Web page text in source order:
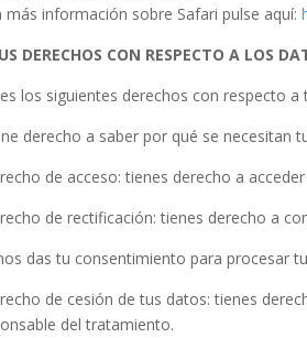
más información sobre Safari pulse aquí:
DERECHOS CON RESPECTO A LOS
los siguientes derechos con respecto a
derecho a saber por qué se
de acceso: tienes derecho a
de rectificación: tienes derecho a
das tu consentimiento para procesar
de cesión de tus datos: tienes
del tratamiento.